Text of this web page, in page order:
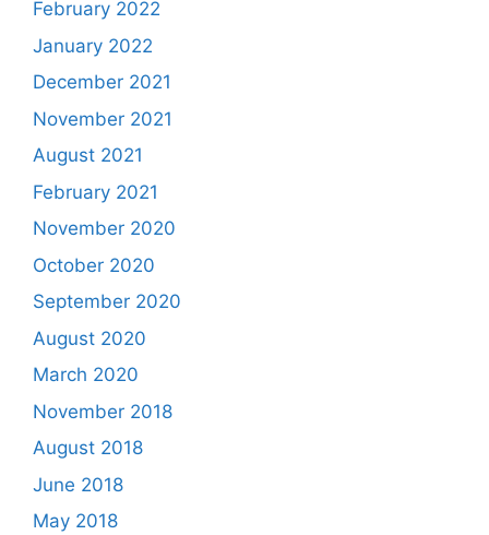
February 2022
January 2022
December 2021
November 2021
August 2021
February 2021
November 2020
October 2020
September 2020
August 2020
March 2020
November 2018
August 2018
June 2018
May 2018